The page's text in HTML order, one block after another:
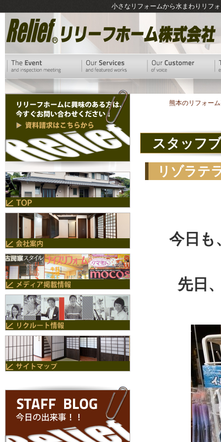
小さなリフォームから水まわりリフ
熊本のリフォー
スタッフ
リゾラテ
今日も
先日